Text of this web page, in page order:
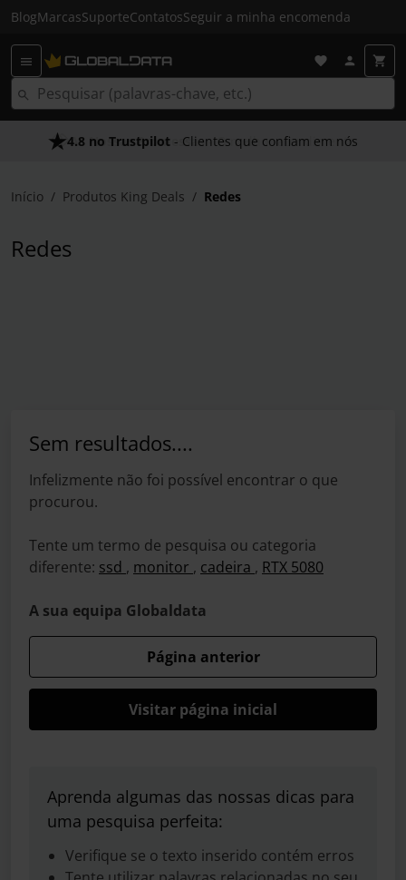
BlogMarcasSuporteContatosSeguir a minha encomenda
As Nossas Promessas- O melhor atendimento
4.8 no Trustpilot - Clientes que confiam em nós
Início Produtos King Deals Redes
Redes
Sem resultados....
Infelizmente não foi possível encontrar o que
procurou.
Tente um termo de pesquisa ou categoria
diferente: ssd , monitor , cadeira , RTX 5080
A sua equipa Globaldata
Página anterior
Visitar página inicial
Aprenda algumas das nossas dicas para
uma pesquisa perfeita:
Verifique se o texto inserido contém erros